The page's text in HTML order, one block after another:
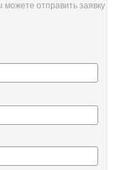
отправить заявку